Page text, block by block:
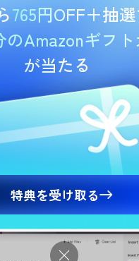
置の選択と適用
接して表示される「三
てファイルを参照しま
インポート済みのPDF
「
位置
」を設定しま
背面」、または 「ペー
ジを指定できます。
765円OFF＋抽
のAmazonギフ
が当たる
特典を受け取る